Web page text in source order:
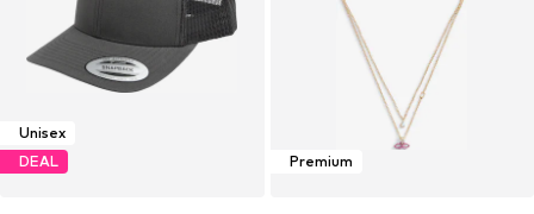
Unisex
DEAL
Premium